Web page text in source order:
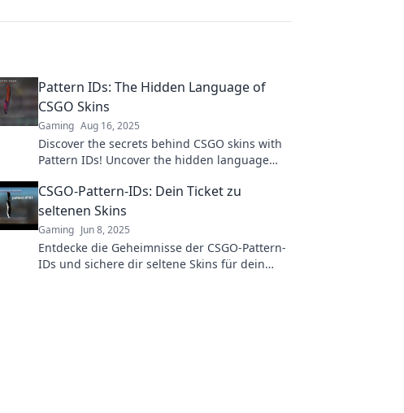
Pattern IDs: The Hidden Language of
CSGO Skins
Gaming Aug 16, 2025
Discover the secrets behind CSGO skins with
Pattern IDs! Uncover the hidden language
CSGO-Pattern-IDs: Dein Ticket zu
seltenen Skins
Gaming Jun 8, 2025
Entdecke die Geheimnisse der CSGO-Pattern-
IDs und sichere dir seltene Skins für dein